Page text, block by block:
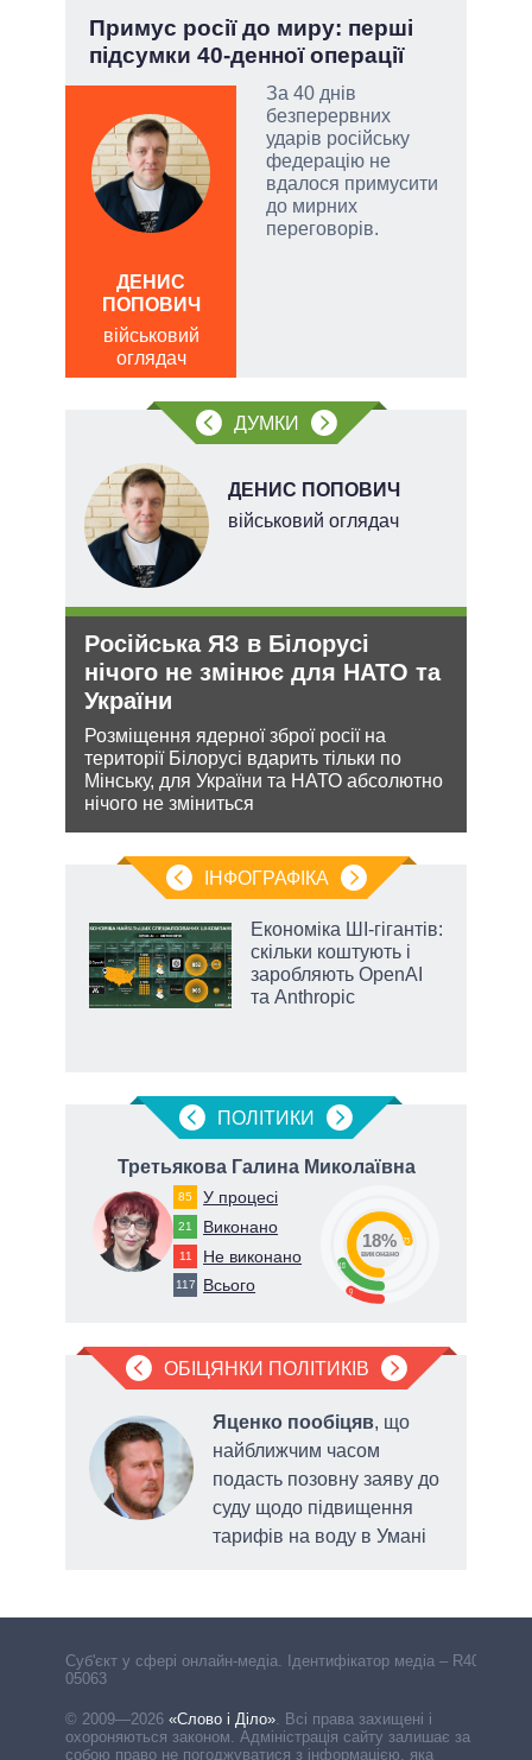
Примус росії до миру: перші
підсумки 40-денної операції
За 40 днів
безперервних
ударів російську
федерацію не
вдалося примусити
до мирних
переговорів.
ДЕНИС
ПОПОВИЧ
військовий
оглядач
ДУМКИ
ДЕНИС ПОПОВИЧ
військовий оглядач
Російська ЯЗ в Білорусі
нічого не змінює для НАТО та
України
Розміщення ядерної зброї росії на
території Білорусі вдарить тільки по
Мінську, для України та НАТО абсолютно
нічого не зміниться
ІНФОГРАФІКА
Економіка ШІ-гігантів:
скільки коштують і
заробляють OpenAI
та Anthropic
ПОЛIТИКИ
Третьякова Галина Миколаївна
85 У процесі
21 Виконано
11 Не виконано
117 Всього 9
18
73
18%
виконано
ОБІЦЯНКИ ПОЛІТИКІВ
Яценко пообіцяв, що
найближчим часом
подасть позовну заяву до
суду щодо підвищення
тарифів на воду в Умані
Cуб'єкт у сфері онлайн-медіа. Ідентифікатор медіа – R40-
05063
© 2009—2026 «Слово і Діло». Всі права захищені і
охороняються законом. Адміністрація сайту залишає за
собою право не погоджуватися з інформацією, яка